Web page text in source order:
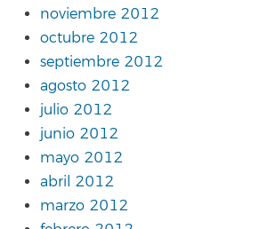
noviembre 2012
octubre 2012
septiembre 2012
agosto 2012
julio 2012
junio 2012
mayo 2012
abril 2012
marzo 2012